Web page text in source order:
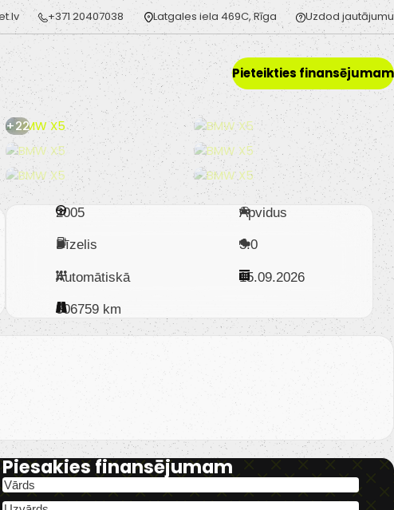
+371 20407038 Latgales iela 469C, Rīga Uzdod jautājumu
Pieteikties finansējumam
+22
2005 Apvidus
Dīzelis 3.0
Automātiskā 15.09.2026
306759 km
Piesakies finansējumam